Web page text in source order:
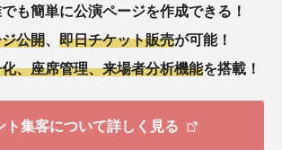
も簡単に公演ページを作成できる！
公開
即日チケット販売が可能！
、座席管理、来場者分析機能を搭載！
ト集客について詳しく見る